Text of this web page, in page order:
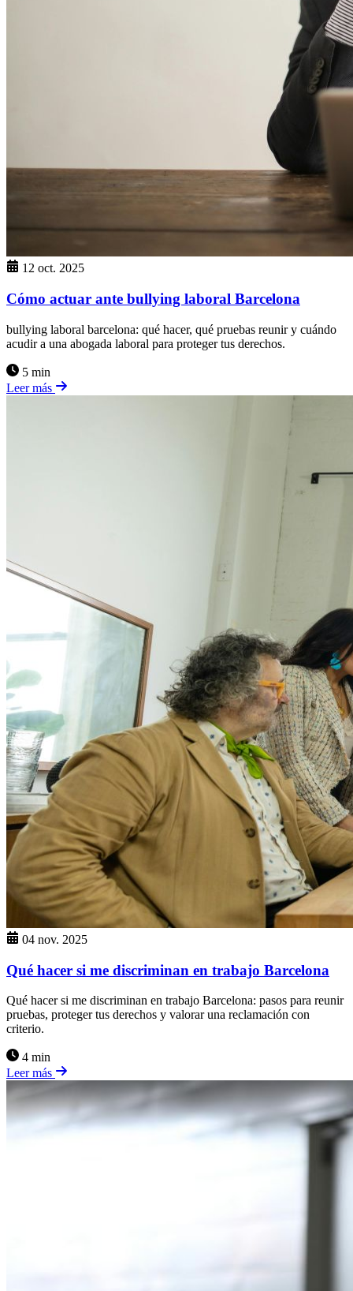
12 oct. 2025
Cómo actuar ante bullying laboral Barcelona
bullying laboral barcelona: qué hacer, qué pruebas reunir y cuándo
acudir a una abogada laboral para proteger tus derechos.
5 min
Leer más
04 nov. 2025
Qué hacer si me discriminan en trabajo Barcelona
Qué hacer si me discriminan en trabajo Barcelona: pasos para reunir
pruebas, proteger tus derechos y valorar una reclamación con
criterio.
4 min
Leer más